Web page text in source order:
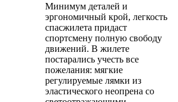
Минимум деталей и
эргономичный крой, легкость
спасжилета придаст
спортсмену полную свободу
движений. В жилете
постарались учесть все
пожелания: мягкие
регулируемые лямки из
эластического неопрена со